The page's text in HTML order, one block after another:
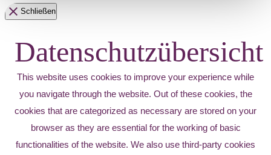
Schließen
Datenschutzübersicht
This website uses cookies to improve your experience while
you navigate through the website. Out of these cookies, the
cookies that are categorized as necessary are stored on your
browser as they are essential for the working of basic
functionalities of the website. We also use third-party cookies